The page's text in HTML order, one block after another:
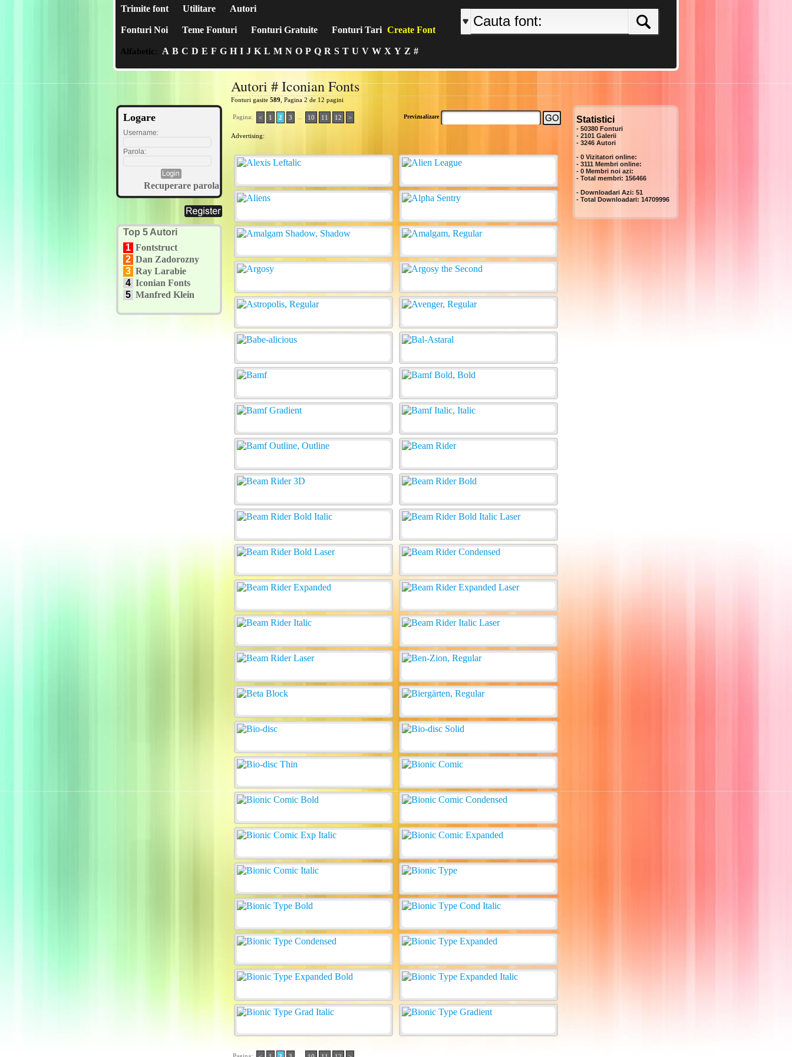
Trimite font Utilitare Autori
Fonturi Noi Teme Fonturi Fonturi Gratuite Fonturi Tari Create Font
Alfabetic: A B C D E F G H I J K L M N O P Q R S T U V W X Y Z #
Logare
Username:
Parola:
Recuperare parola
Top 5 Autori
1 Fontstruct
2 Dan Zadorozny
3 Ray Larabie
4 Iconian Fonts
5 Manfred Klein
Autori # Iconian Fonts
Fonturi gasite 589 , Pagina 2 de 12 pagini
Pagina: < 1 2 3 10 11 12 > Previzualizare
Advertising:
Statistici
- 50380 Fonturi
- 2101 Galerii
- 3246 Autori
- 0 Vizitatori online:
- 3111 Membri online:
- 0 Membri noi azi:
- Total membri: 156466
- Downloadari Azi: 51
- Total Downloadari: 14709996